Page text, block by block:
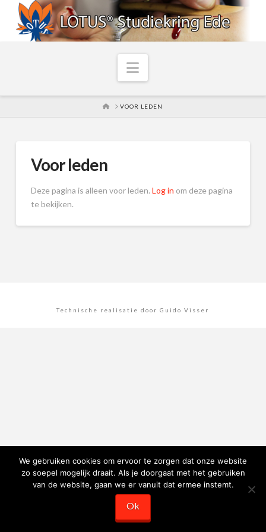
Navigation
HOME
VOOR LEDEN
Voor leden
Deze pagina is alleen voor leden. Log in om deze pagina
te bekijken.
Technische realisatie door Guido Visser
We gebruiken cookies om ervoor te zorgen dat onze website
zo soepel mogelijk draait. Als je doorgaat met het gebruiken
van de website, gaan we er vanuit dat ermee instemt.
Ok